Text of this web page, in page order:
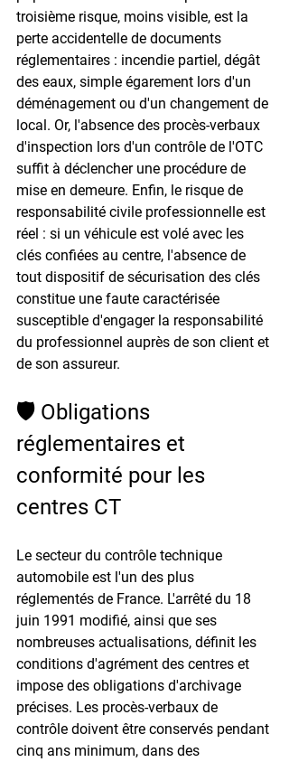
troisième risque, moins visible, est la
perte accidentelle de documents
réglementaires : incendie partiel, dégât
des eaux, simple égarement lors d'un
déménagement ou d'un changement de
local. Or, l'absence des procès-verbaux
d'inspection lors d'un contrôle de l'OTC
suffit à déclencher une procédure de
mise en demeure. Enfin, le risque de
responsabilité civile professionnelle est
réel : si un véhicule est volé avec les
clés confiées au centre, l'absence de
tout dispositif de sécurisation des clés
constitue une faute caractérisée
susceptible d'engager la responsabilité
du professionnel auprès de son client et
de son assureur.
🛡️ Obligations
réglementaires et
conformité pour les
centres CT
Le secteur du contrôle technique
automobile est l'un des plus
réglementés de France. L'arrêté du 18
juin 1991 modifié, ainsi que ses
nombreuses actualisations, définit les
conditions d'agrément des centres et
impose des obligations d'archivage
précises. Les procès-verbaux de
contrôle doivent être conservés pendant
cinq ans minimum, dans des